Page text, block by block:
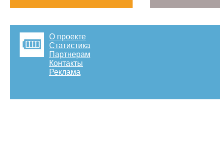
О проекте
Статистика
Партнерам
Контакты
Реклама